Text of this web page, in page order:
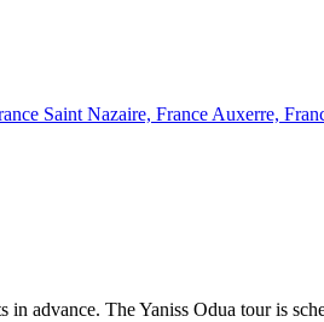
Saint Nazaire, France Auxerre,
advance. The Yaniss Odua tour is